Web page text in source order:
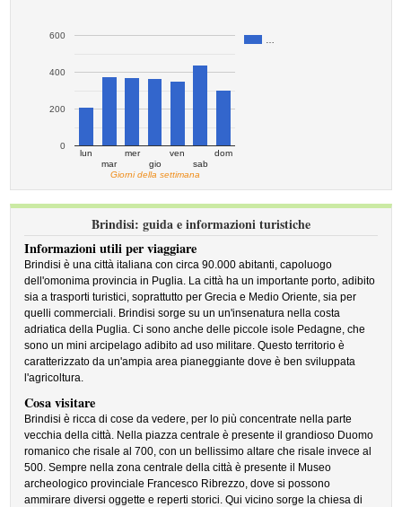
lun
mar
mer
gio
ven
sab
dom
0
200
400
600
Giorni della settimana
Brindisi: guida e informazioni turistiche
Informazioni utili per viaggiare
Brindisi è una città italiana con circa 90.000 abitanti, capoluogo
dell'omonima provincia in Puglia. La città ha un importante porto, adibito
sia a trasporti turistici, soprattutto per Grecia e Medio Oriente, sia per
quelli commerciali. Brindisi sorge su un un'insenatura nella costa
adriatica della Puglia. Ci sono anche delle piccole isole Pedagne, che
sono un mini arcipelago adibito ad uso militare. Questo territorio è
caratterizzato da un'ampia area pianeggiante dove è ben sviluppata
l'agricoltura.
Cosa visitare
Brindisi è ricca di cose da vedere, per lo più concentrate nella parte
vecchia della città. Nella piazza centrale è presente il grandioso Duomo
romanico che risale al 700, con un bellissimo altare che risale invece al
500. Sempre nella zona centrale della città è presente il Museo
archeologico provinciale Francesco Ribrezzo, dove si possono
ammirare diversi oggette e reperti storici. Qui vicino sorge la chiesa di